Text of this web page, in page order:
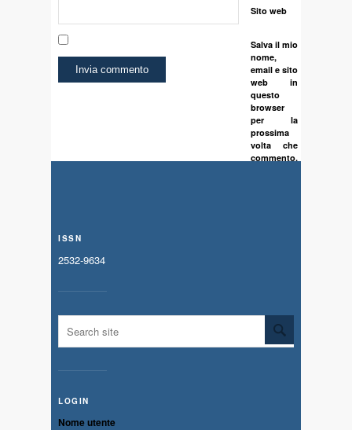
Sito web
Salva il mio
nome,
email e sito
web in
questo
browser
per la
prossima
volta che
commento.
ISSN
2532-9634
LOGIN
Nome utente